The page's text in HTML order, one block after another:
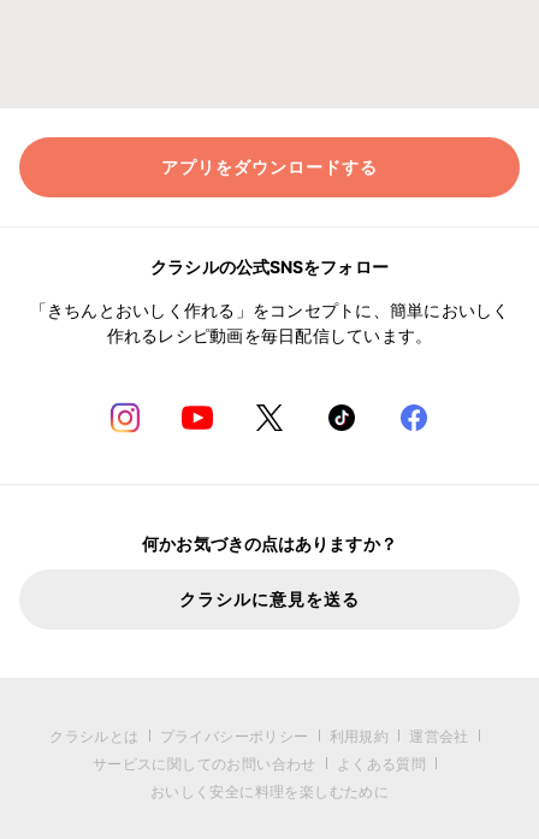
アプリをダウンロードする
クラシルの公式SNSをフォロー
「きちんとおいしく作れる」をコンセプトに、簡単においしく
作れるレシピ動画を毎日配信しています。
何かお気づきの点はありますか？
クラシルに意見を送る
クラシルとは プライバシーポリシー 利用規約
運営会社
サービスに関してのお問い合わせ
よくある質問
おいしく安全に料理を楽しむために